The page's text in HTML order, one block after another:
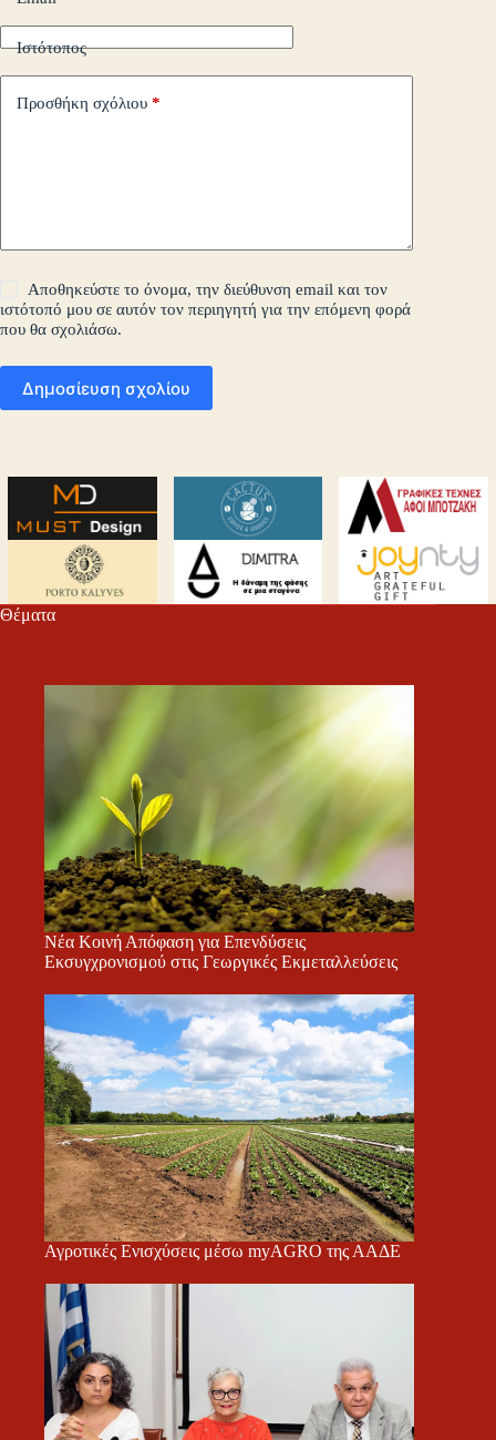
Ιστότοπος
Προσθήκη σχόλιου *
Αποθηκεύστε το όνομα, την διεύθυνση email και τον
ιστότοπό μου σε αυτόν τον περιηγητή για την επόμενη φορά
που θα σχολιάσω.
Δημοσίευση σχολίου
Θέματα
Νέα Κοινή Απόφαση για Επενδύσεις
Εκσυγχρονισμού στις Γεωργικές Εκμεταλλεύσεις
Αγροτικές Ενισχύσεις μέσω myAGRO της ΑΑΔΕ